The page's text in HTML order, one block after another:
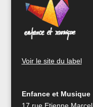
Voir le site du label
Enfance et Musique
17 rue Etienne Marcel